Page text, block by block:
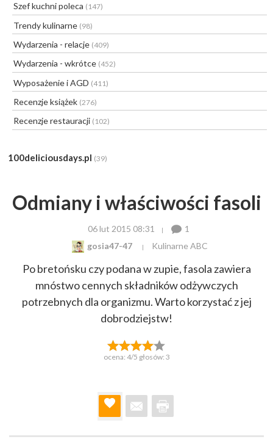
Szef kuchni poleca (147)
Trendy kulinarne (98)
Wydarzenia - relacje (409)
Wydarzenia - wkrótce (452)
Wyposażenie i AGD (411)
Recenzje książek (276)
Recenzje restauracji (102)
100deliciousdays.pl (39)
Odmiany i właściwości fasoli
06 lut 2015 08:31
1
gosia47-47
Kulinarne ABC
Po bretońsku czy podana w zupie, fasola zawiera
mnóstwo cennych składników odżywczych
potrzebnych dla organizmu. Warto korzystać z jej
dobrodziejstw!
ocena: 4/5 głosów: 3